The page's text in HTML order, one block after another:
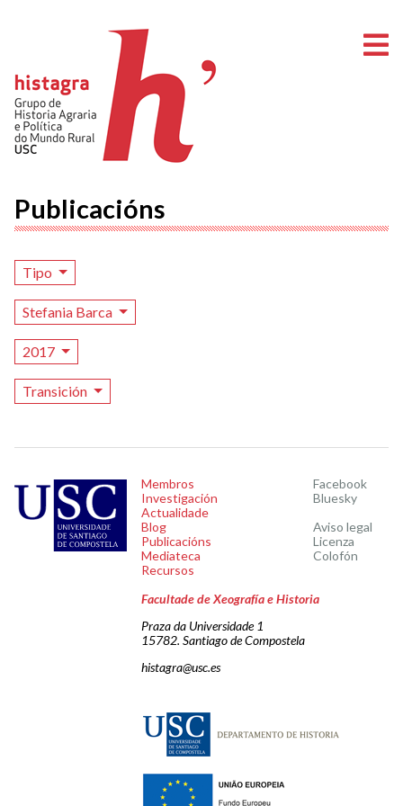
Publicacións
Tipo
Stefania Barca
2017
Transición
Membros
Investigación
Actualidade
Blog
Publicacións
Mediateca
Recursos
Facebook
Bluesky
Aviso legal
Licenza
Colofón
Facultade de Xeografía e Historia
Praza da Universidade 1
15782. Santiago de Compostela
histagra@usc.es